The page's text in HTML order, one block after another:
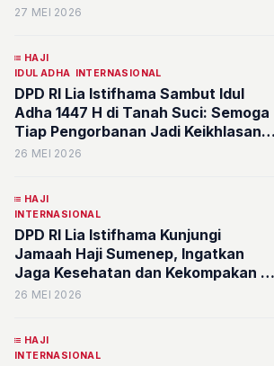
27 MEI 2026
HAJI
IDUL ADHA INTERNASIONAL
DPD RI Lia Istifhama Sambut Idul
Adha 1447 H di Tanah Suci: Semoga
Tiap Pengorbanan Jadi Keikhlasan
dan Dipenuhi Berkah
26 MEI 2026
HAJI
INTERNASIONAL
DPD RI Lia Istifhama Kunjungi
Jamaah Haji Sumenep, Ingatkan
Jaga Kesehatan dan Kekompakan di
Tanah Suci
26 MEI 2026
HAJI
INTERNASIONAL